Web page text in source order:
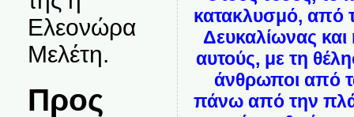
Ελεονώρα
Μελέτη.
Προς
κατακλυσμό, από
Δευκαλίωνας
αυτούς, με τη
άνθρωποι από
πάνω από την